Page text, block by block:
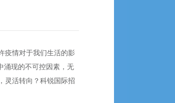
疫情对于我们生活的影
涌现的不可控因素，无
灵活转向？科锐国际招